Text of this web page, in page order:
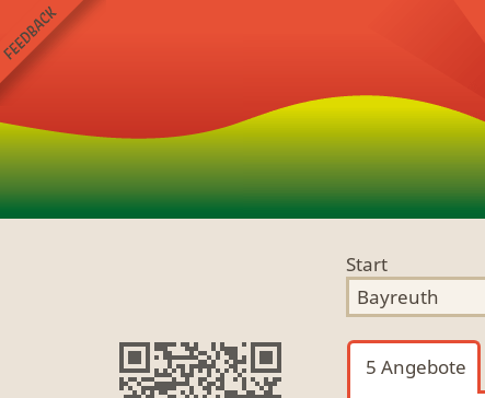
Start
5 Angebote